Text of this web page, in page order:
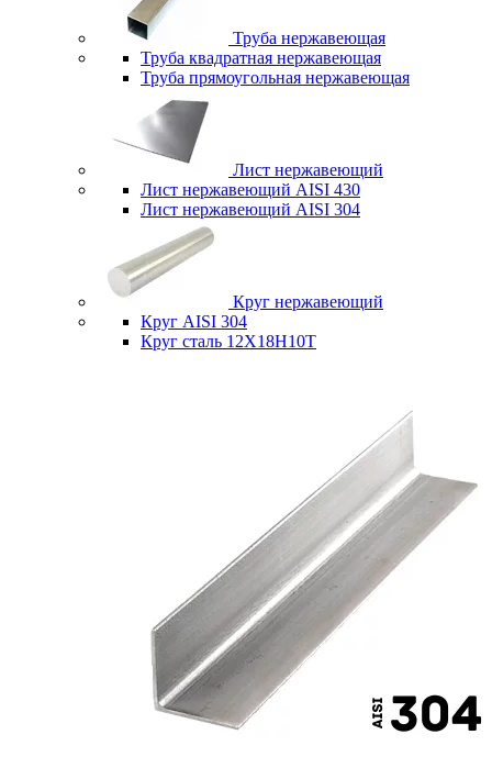
Труба нержавеющая
Труба квадратная нержавеющая
Труба прямоугольная нержавеющая
Лист нержавеющий
Лист нержавеющий AISI 430
Лист нержавеющий AISI 304
Круг нержавеющий
Круг AISI 304
Круг сталь 12Х18Н10Т